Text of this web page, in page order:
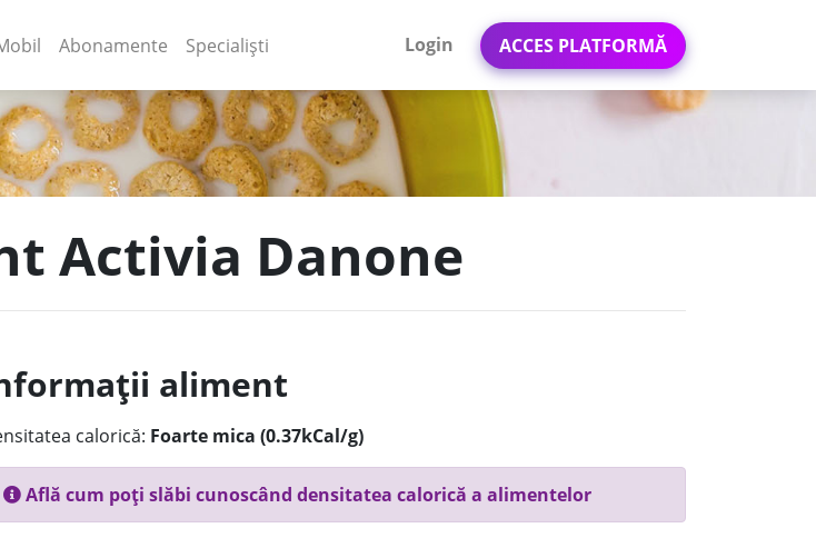
(current)
Abonamente Specialiști Login ACCES PLATFORMĂ
Activia Danone
aliment
calorică: Foarte mica (0.37kCal/g)
Află cum poți slăbi cunoscând densitatea calorică a alimentelor